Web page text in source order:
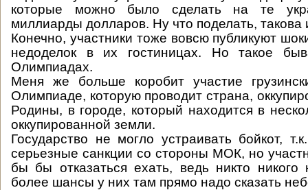
которые можно было сделать на те
миллиарды долларов. Ну что поделать, такова
Конечно, участники тоже вовсю публикуют
недоделок в их гостиницах. Но такое
Олимпиадах.
Меня же больше коробит участие
Олимпиаде, которую проводит страна,
Родины, в городе, который находится в
оккупированной земли.
Государство не могло устраивать бойкот,
серьезные санкции со стороны МОК, но
бы бы отказаться ехать, ведь никто никого
более шансы у них там прямо надо сказать